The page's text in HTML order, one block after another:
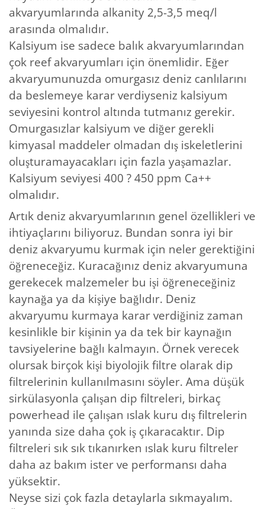
akvaryumlarında alkanity 2,5-3,5 meq/l
arasında olmalıdır.
Kalsiyum ise sadece balık akvaryumlarından
çok reef akvaryumları için önemlidir. Eğer
akvaryumunuzda omurgasız deniz canlılarını
da beslemeye karar verdiyseniz kalsiyum
seviyesini kontrol altında tutmanız gerekir.
Omurgasızlar kalsiyum ve diğer gerekli
kimyasal maddeler olmadan dış iskeletlerini
oluşturamayacakları için fazla yaşamazlar.
Kalsiyum seviyesi 400 ? 450 ppm Ca++
olmalıdır.
Artık deniz akvaryumlarının genel özellikleri ve
ihtiyaçlarını biliyoruz. Bundan sonra iyi bir
deniz akvaryumu kurmak için neler gerektiğini
öğreneceğiz. Kuracağınız deniz akvaryumuna
gerekecek malzemeler bu işi öğreneceğiniz
kaynağa ya da kişiye bağlıdır. Deniz
akvaryumu kurmaya karar verdiğiniz zaman
kesinlikle bir kişinin ya da tek bir kaynağın
tavsiyelerine bağlı kalmayın. Örnek verecek
olursak birçok kişi biyolojik filtre olarak dip
filtrelerinin kullanılmasını söyler. Ama düşük
sirkülasyonla çalışan dip filtreleri, birkaç
powerhead ile çalışan ıslak kuru dış filtrelerin
yanında size daha çok iş çıkaracaktır. Dip
filtreleri sık sık tıkanırken ıslak kuru filtreler
daha az bakım ister ve performansı daha
yüksektir.
Neyse sizi çok fazla detaylarla sıkmayalım.